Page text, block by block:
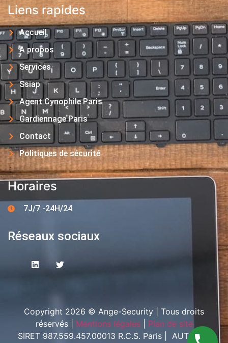
Liens rapides
Accueil
A propos
Services
Ssiap
Agent Cynophile Paris
Gardiennage Paris
Contact
Politiques de sécurité
Horaires
7J/7 -24H/24
Réseaux sociaux
Copyright 2026 © Ange-Security | Tous droits
réservés | Mentions légales| Plan de site
SIRET 987.559.457.00013 R.C.S. Paris | AUT-094-